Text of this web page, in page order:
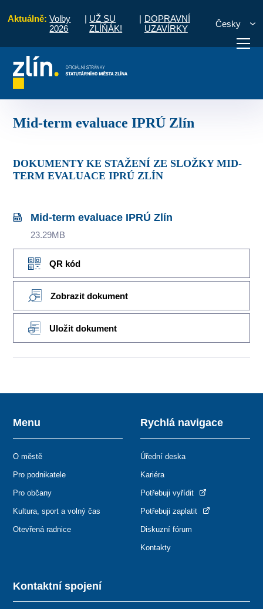
Aktuálně: Volby
2026
| UŽ SU
ZLÍŇÁK!
| DOPRAVNÍ
UZAVÍRKY
Česky
vyřídit Potřebuji zaplatit
Mid-term evaluace IPRÚ Zlín
DOKUMENTY KE STAŽENÍ ZE SLOŽKY MID-
TERM EVALUACE IPRÚ ZLÍN
Mid-term evaluace IPRÚ Zlín
23.29MB
QR kód
Zobrazit dokument
Uložit dokument
Kontaktní spojení
Menu
O městě
Pro podnikatele
Pro občany
Kultura, sport a volný čas
Otevřená radnice
Rychlá navigace
Úřední deska
Kariéra
Potřebuji vyřídit
Potřebuji zaplatit
Diskuzní fórum
Kontakty